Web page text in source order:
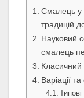
Смалець у
традицій
Науковий
смалець
Класичний
Варіації